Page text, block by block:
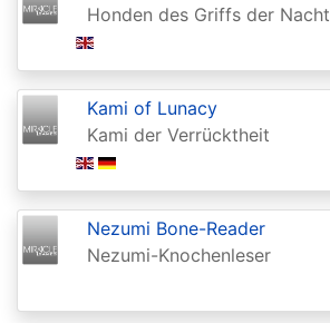
Kamigawa
Bloomburrow
Bloomburrow:
Extras
the
Gods
Buy-
Honden des Griffs der Nacht
Kami of Lunacy
Kami der Verrücktheit
Nezumi Bone-Reader
Nezumi-Knochenleser